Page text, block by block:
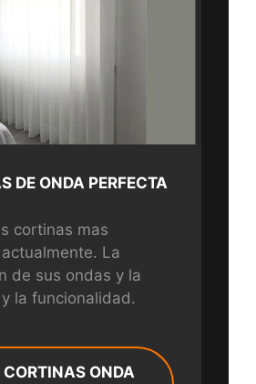
DE ONDA PERFECTA
cortinas mas
La
de sus ondas y la
la funcionalidad.
CORTINAS ONDA